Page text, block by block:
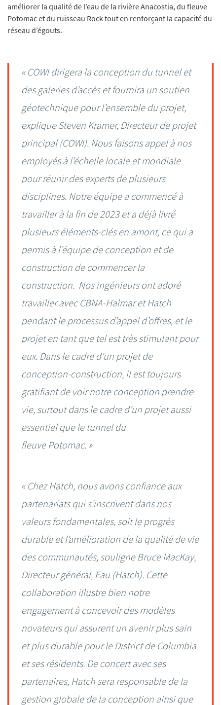
améliorer la qualité de l’eau de la rivière Anacostia, du fleuve
Potomac et du ruisseau Rock tout en renforçant la capacité du
réseau d’égouts.
« COWI dirigera la conception du tunnel et
des galeries d’accès et fournira un soutien
géotechnique pour l’ensemble du projet,
explique Steven Kramer, Directeur de projet
principal (COWI). Nous faisons appel à nos
employés à l’échelle locale et mondiale
pour réunir des experts de plusieurs
disciplines. Notre équipe a commencé à
travailler à la fin de 2023 et a déjà livré
plusieurs éléments-clés en amont, ce qui a
permis à l’équipe de conception et de
construction de commencer la
construction. Nos ingénieurs ont adoré
travailler avec CBNA-Halmar et Hatch
pendant le processus d’appel d’offres, et le
projet en tant que tel est très stimulant pour
eux. Dans le cadre d’un projet de
conception-construction, il est toujours
gratifiant de voir notre conception prendre
vie, surtout dans le cadre d’un projet aussi
essentiel que le tunnel du
fleuve Potomac. »
« Chez Hatch, nous avons confiance aux
partenariats qui s’inscrivent dans nos
valeurs fondamentales, soit le progrès
durable et l’amélioration de la qualité de vie
des communautés, souligne Bruce MacKay,
Directeur général, Eau (Hatch). Cette
collaboration illustre bien notre
engagement à concevoir des modèles
novateurs qui assurent un avenir plus sain
et plus durable pour le District de Columbia
et ses résidents. De concert avec ses
partenaires, Hatch sera responsable de la
gestion globale de la conception ainsi que